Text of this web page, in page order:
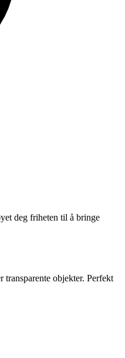
deg friheten til å bringe
objekter. Perfekt